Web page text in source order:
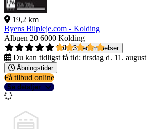
19,2 km
Byens Bilpleje.com - Kolding
Albuen 20 6000 Kolding
5,0
3 bedømmelser
Du kan tidligst få tid: tirsdag d. 11. august
Åbningstider
Få tilbud online
Se detaljer